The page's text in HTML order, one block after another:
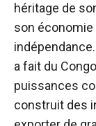
héritage de
son
a fait du
puissances
construit des